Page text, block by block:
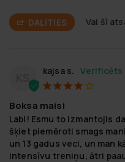
DALĪTIES Vai šī
KS kajsa s.
Boksa maisi
Labi! Esmu to izmantojis
šķiet piemēroti smags
un 13 gadus veci, un man
intensīvu treniņu, ātri